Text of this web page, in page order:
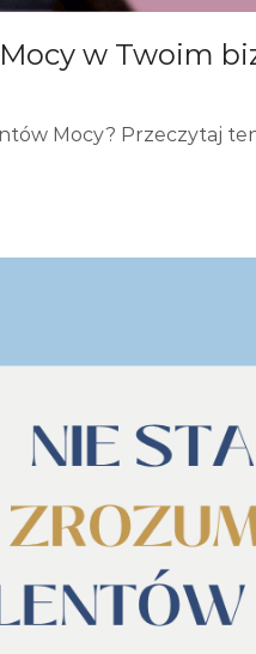
w Twoim
Mocy? Przeczytaj